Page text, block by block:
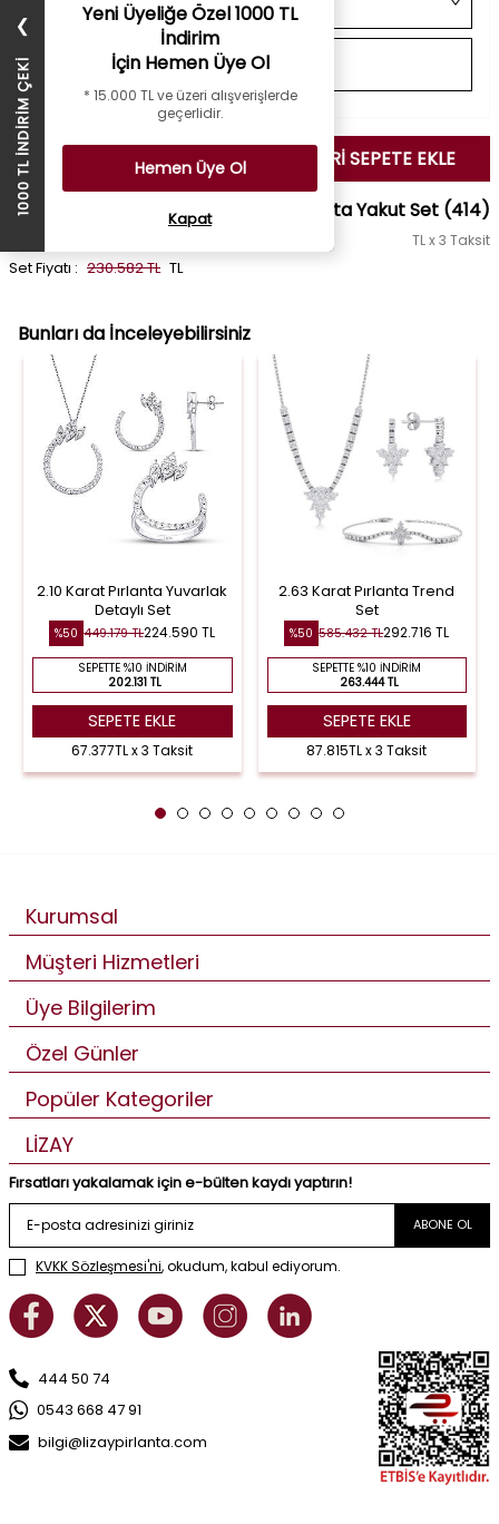
SEÇİLENLERİ SEPETE EKLE
2.93 Karat Pırlanta Yakut Set (414)
TL x 3 Taksit
Set Fiyatı : 230.582 TL TL
Bunları da İnceleyebilirsiniz
2.10 Karat Pırlanta Yuvarlak
Detaylı Set
%50 449.179 TL224.590 TL
SEPETTE %10 İNDIRIM
202.131 TL
SEPETE EKLE
67.377TL x 3 Taksit
2.63 Karat Pırlanta Trend
Set
%50 585.432 TL292.716 TL
SEPETTE %10 İNDIRIM
263.444 TL
SEPETE EKLE
87.815TL x 3 Taksit
Kurumsal
Müşteri Hizmetleri
Üye Bilgilerim
Özel Günler
Popüler Kategoriler
LİZAY
Fırsatları yakalamak için e-bülten kaydı yaptırın!
ABONE OL
KVKK Sözleşmesi'ni, okudum, kabul ediyorum.
444 50 74
0543 668 47 91
bilgi@lizaypirlanta.com
❯
1000 TL İNDİRİM ÇEKİ
Yeni Üyeliğe Özel 1000 TL
İndirim
İçin Hemen Üye Ol
* 15.000 TL ve üzeri alışverişlerde
geçerlidir.
Hemen Üye Ol
Kapat